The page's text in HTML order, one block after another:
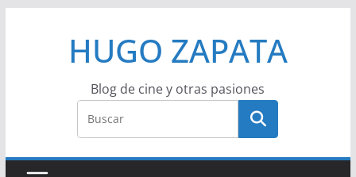
HUGO ZAPATA
Blog de cine y otras pasiones